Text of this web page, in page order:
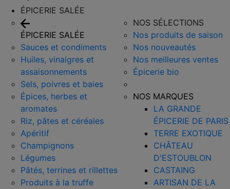
ÉPICERIE SALÉE
ÉPICERIE SALÉE
Sauces et condiments
Huiles, vinaigres et
assaisonnements
Sels, poivres et baies
Épices, herbes et
aromates
Riz, pâtes et céréales
Apéritif
Champignons
Légumes
Pâtés, terrines et rillettes
Produits à la truffe
NOS SÉLECTIONS
Nos produits de saison
Nos nouveautés
Nos meilleures ventes
Épicerie bio
NOS MARQUES
LA GRANDE
ÉPICERIE DE PARIS
TERRE EXOTIQUE
CHÂTEAU
D'ESTOUBLON
CASTAING
ARTISAN DE LA